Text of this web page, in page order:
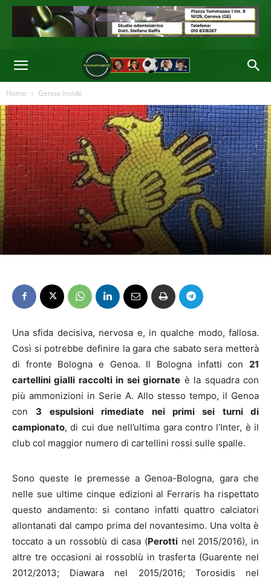
Home Genoa Inside
Una sfida decisiva, nervosa e, in qualche modo, fallosa.
Così si potrebbe definire la gara che sabato sera metterà
di fronte Bologna e Genoa. Il Bologna infatti con 21
cartellini gialli raccolti in sei giornate è la squadra con
più ammonizioni in Serie A. Allo stesso tempo, il Genoa
con 3 espulsioni rimediate nei primi sei turni di
campionato, di cui due nell’ultima gara contro l’Inter, è il
club col maggior numero di cartellini rossi sulle spalle.
Sono queste le premesse a Genoa-Bologna, gara che
nelle sue ultime cinque edizioni al Ferraris ha rispettato
questo andamento: si contano infatti quattro calciatori
allontanati dal campo prima del novantesimo. Una volta è
toccato a un rossoblù di casa (Perotti nel 2015/2016), in
altre tre occasioni ai rossoblù in trasferta (Guarente nel
2012/2013; Diawara nel 2015/2016; Torosidis nel